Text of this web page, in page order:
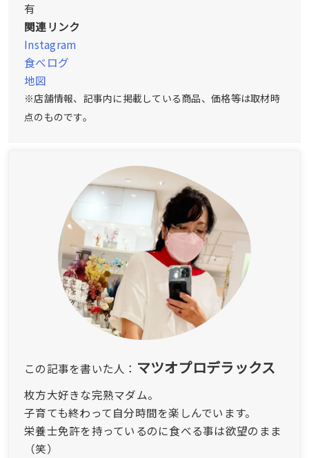
有
関連リンク
Instagram
食べログ
地図
※店舗情報、記事内に掲載している商品、価格等は取材時
点のものです。
この記事を書いた人： マツオプロデラックス
枚方大好きな完熟マダム。
子育ても終わって自分時間を楽しんでいます。
栄養士免許を持っているのに食べる事は欲望のまま
（笑）